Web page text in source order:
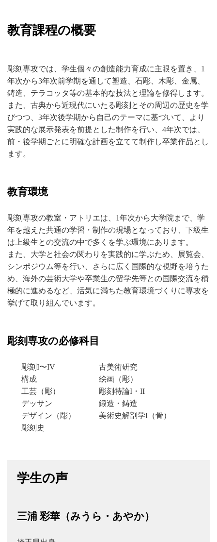
教育課程の概要
彫刻専攻では、学生個々の創造能力育成に主眼を置き、1
年次から3年次前学期を通して塑造、石彫、木彫、金属、
鋳造、テラコッタ等の基本的な技法と理論を修得します。
また、古典から近現代にいたる彫刻とその周辺の歴史を学
びつつ、3年次後学期から自己のテーマに基づいて、より
実践的な展示発表を前提とした制作を行い、4年次では、
前・後学期ごとに明確な計画を立てて制作し卒業作品とし
ます。
教育環境
彫刻専攻の教室・アトリエは、1年次から大学院まで、学
年を越えた共通の学習・制作の現場となっており、下級生
は上級生との交流の中で多くを学ぶ環境にあります。
また、大学と社会の関わりを実践的に学ぶため、展覧会、
シンポジウム等を行い、さらに広く国際的な視野を培うた
め、海外の芸術大学や卒業生の留学先等との国際交流を積
極的に進めるなど、活気に満ちた教育環境づくりに専攻を
挙げて取り組んでいます。
彫刻専攻の必修科目
彫刻I〜IV
古美術研究
構成
絵画（彫）
工芸（彫）
彫刻特論I・II
デッサン
鍛造・鋳造
デザイン（彫）
美術史解剖学I（骨）
彫刻史
学生の声
三浦 彩華（みうら・あやか）